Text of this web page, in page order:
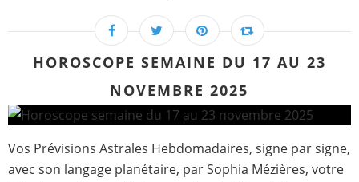
HOROSCOPE SEMAINE DU 17 AU 23
NOVEMBRE 2025
Vos Prévisions Astrales Hebdomadaires, signe par signe,
avec son langage planétaire, par Sophia Mézières, votre